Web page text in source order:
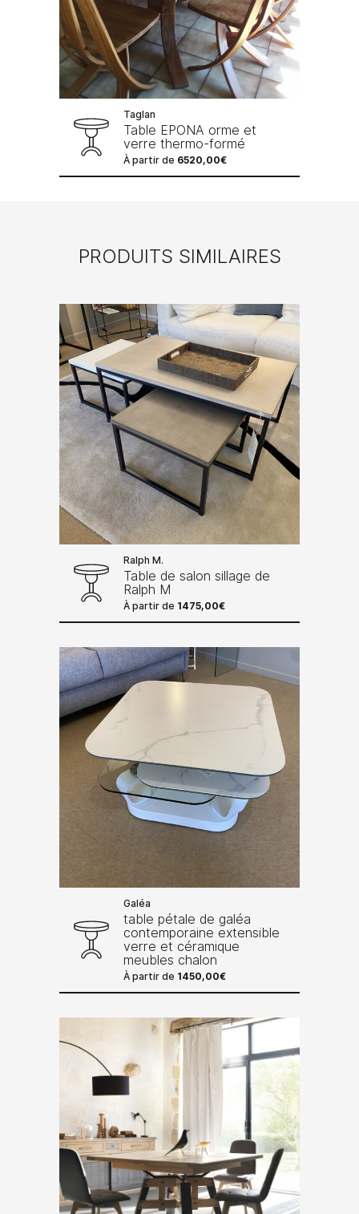
Taglan
Table EPONA orme et
verre thermo-formé
À partir de 6520,00€
PRODUITS SIMILAIRES
Ralph M.
Table de salon sillage de
Ralph M
À partir de 1475,00€
Galéa
table pétale de galéa
contemporaine extensible
verre et céramique
meubles chalon
À partir de 1450,00€